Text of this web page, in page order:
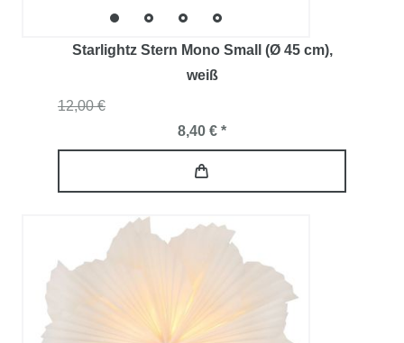
Starlightz Stern Mono Small (Ø 45 cm),
weiß
12,00 €
8,40 € *